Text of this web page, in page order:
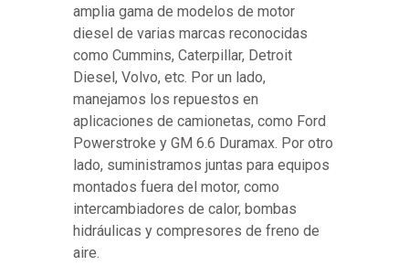
amplia gama de modelos de motor
diesel de varias marcas reconocidas
como Cummins, Caterpillar, Detroit
Diesel, Volvo, etc. Por un lado,
manejamos los repuestos en
aplicaciones de camionetas, como Ford
Powerstroke y GM 6.6 Duramax. Por otro
lado, suministramos juntas para equipos
montados fuera del motor, como
intercambiadores de calor, bombas
hidráulicas y compresores de freno de
aire.